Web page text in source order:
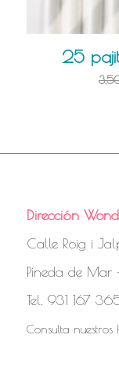
25
Dirección
Calle Roig i
Pineda de Mar
Tel. 931 167
Consulta nuestros